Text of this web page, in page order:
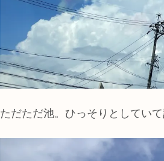
ただただ池。ひっそりとしてい